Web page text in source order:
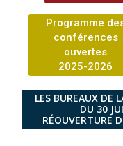
Programme
conférences
ouvertes
2025-2026
LES BUREAUX DE
DU 30
RÉOUVERTURE